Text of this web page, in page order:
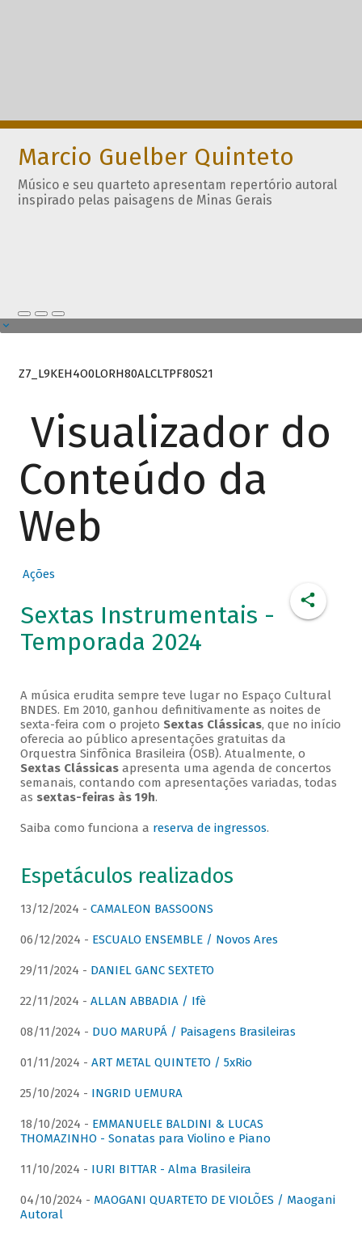
Marcio Guelber Quinteto
Músico e seu quarteto apresentam repertório autoral
inspirado pelas paisagens de Minas Gerais
Z7_L9KEH4O0LORH80ALCLTPF80S21
Visualizador do
Conteúdo da
Web
Ações
Sextas Instrumentais -
Temporada 2024
A música erudita sempre teve lugar no Espaço Cultural
BNDES. Em 2010, ganhou definitivamente as noites de
sexta-feira com o projeto Sextas Clássicas, que no início
oferecia ao público apresentações gratuitas da
Orquestra Sinfônica Brasileira (OSB). Atualmente, o
Sextas Clássicasapresenta uma agenda de concertos
semanais, contando com apresentações variadas, todas
as sextas-feiras às 19h.
Saiba como funciona a reserva de ingressos.
Espetáculos realizados
13/12/2024 - CAMALEON BASSOONS
06/12/2024 - ESCUALO ENSEMBLE / Novos Ares
29/11/2024 - DANIEL GANC SEXTETO
22/11/2024 - ALLAN ABBADIA / Ifè
08/11/2024 - DUO MARUPÁ / Paisagens Brasileiras
01/11/2024 - ART METAL QUINTETO / 5xRio
25/10/2024 - INGRID UEMURA
18/10/2024 - EMMANUELE BALDINI & LUCAS
THOMAZINHO - Sonatas para Violino e Piano
11/10/2024 - IURI BITTAR - Alma Brasileira
04/10/2024 - MAOGANI QUARTETO DE VIOLÕES / Maogani
Autoral